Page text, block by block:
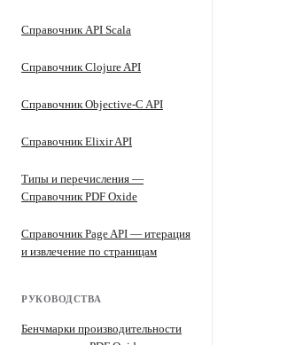
Справочник API Scala
Справочник Clojure API
Справочник Objective-C API
Справочник Elixir API
Типы и перечисления —
Справочник PDF Oxide
Справочник Page API — итерация
и извлечение по страницам
РУКОВОДСТВА
Бенчмарки производительности